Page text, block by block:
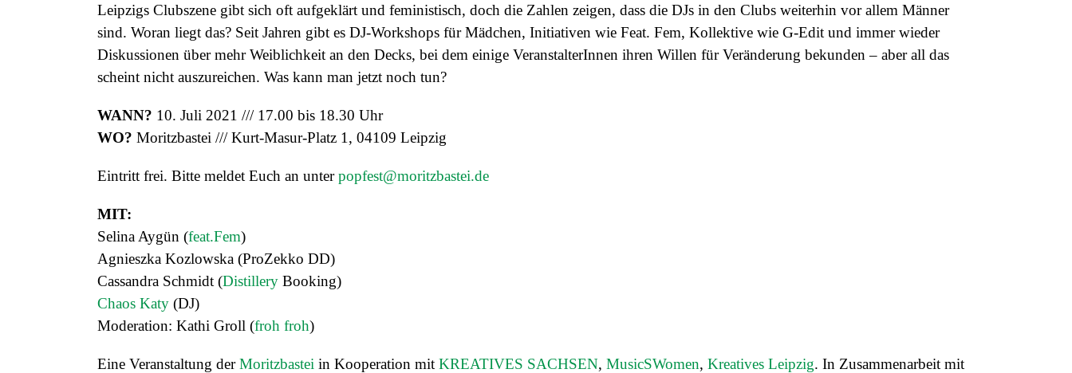
Leipzigs Clubszene gibt sich oft aufgeklärt und feministisch, doch die Zahlen zeigen, dass die DJs in den Clubs weiterhin vor allem Männer
sind. Woran liegt das? Seit Jahren gibt es DJ-Workshops für Mädchen, Initiativen wie Feat. Fem, Kollektive wie G-Edit und immerwieder
Diskussionen über mehr Weiblichkeit an den Decks, bei dem einige VeranstalterInnen ihren Willen für Veränderung bekunden – aber all das
scheint nicht auszureichen. Was kann man jetzt noch tun?
WANN? 10. Juli 2021 /// 17.00 bis 18.30 Uhr
WO? Moritzbastei /// Kurt-Masur-Platz 1, 04109 Leipzig
Eintritt frei. Bitte meldet Euch an unterpopfest@moritzbastei.de
MIT:
Selina Aygün (feat.Fem)
Agnieszka Kozlowska (ProZekko DD)
Cassandra Schmidt (DistilleryBooking)
Chaos Katy(DJ)
Moderation: Kathi Groll (froh froh)
Eine Veranstaltung derMoritzbastei in Kooperation mit KREATIVES SACHSEN, MusicSWomen, Kreatives Leipzig. In Zusammenarbeit mit